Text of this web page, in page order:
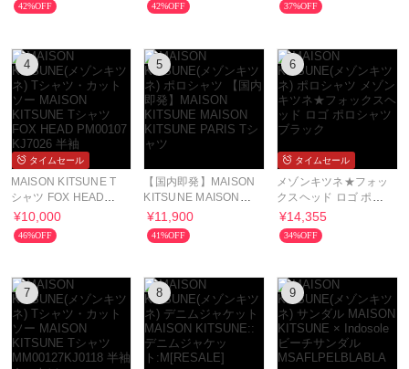
42%OFF 42%OFF 37%OFF
4
タイムセール
MAISON KITSUNE T
シャツ FOX HEAD
PM00107 KJ7026 半
袖
¥10,000
46%OFF
5
【国内即発】MAISON
KITSUNE MAISON
KITSUNE PARIS Tシ
ャツ
¥11,900
41%OFF
6
タイムセール
メゾンキツネ★フォッ
クスヘッド ロゴ ポロ
シャツ ブラック
¥14,355
34%OFF
7 8 9